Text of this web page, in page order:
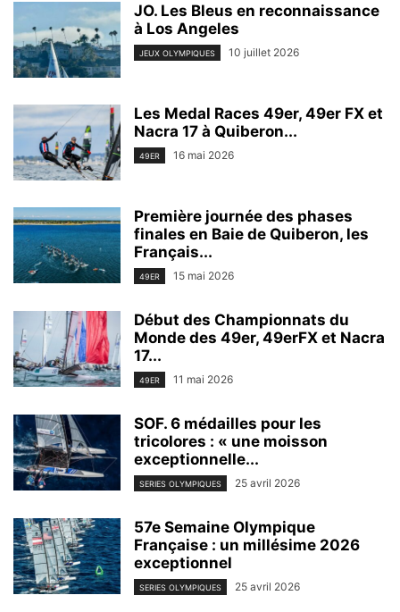
JO. Les Bleus en reconnaissance
à Los Angeles
JEUX OLYMPIQUES 10 juillet 2026
Les Medal Races 49er, 49er FX et
Nacra 17 à Quiberon...
49ER 16 mai 2026
Première journée des phases
finales en Baie de Quiberon, les
Français...
49ER 15 mai 2026
Début des Championnats du
Monde des 49er, 49erFX et Nacra
17...
49ER 11 mai 2026
SOF. 6 médailles pour les
tricolores : « une moisson
exceptionnelle...
SERIES OLYMPIQUES 25 avril 2026
57e Semaine Olympique
Française : un millésime 2026
exceptionnel
SERIES OLYMPIQUES 25 avril 2026